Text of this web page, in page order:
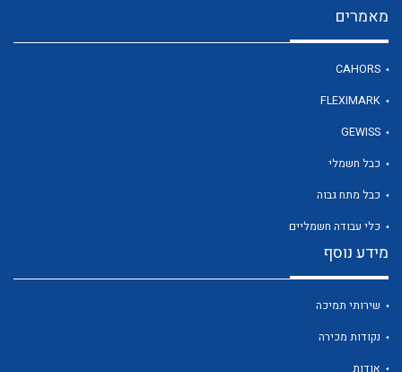
לכל מוצרי היצרן
מאמרים
CAHORS
FLEXIMARK
GEWISS
כבל חשמלי
כבל מתח גבוה
כלי עבודה חשמליים
מידע נוסף
שירותי תמיכה
נקודות מכירה
אודות